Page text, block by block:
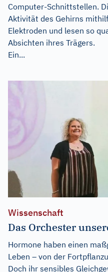
Computer-Schnittstellen.
Aktivität des Gehirns
Elektroden und lesen so
Absichten ihres Trägers.
Ein...
Wissenschaft
Das Orchester
Hormone haben einen
Leben – von der
Doch ihr sensibles